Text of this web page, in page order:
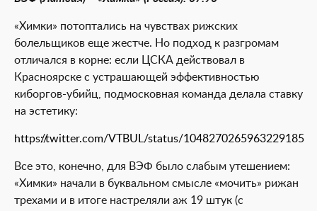
«Химки» потоптались на чувствах рижских
болельщиков еще жестче. Но подход к разгромам
отличался в корне: если ЦСКА действовал в
Красноярске с устрашающей эффективностью
киборгов-убийц, подмосковная команда делала ставку
на эстетику:
https://twitter.com/VTBUL/status/1048270265963229185
Все это, конечно, для ВЭФ было слабым утешением:
«Химки» начали в буквальном смысле «мочить» рижан
трехами и в итоге настреляли аж 19 штук (с